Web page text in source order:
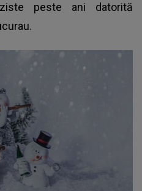
peste ani datorită